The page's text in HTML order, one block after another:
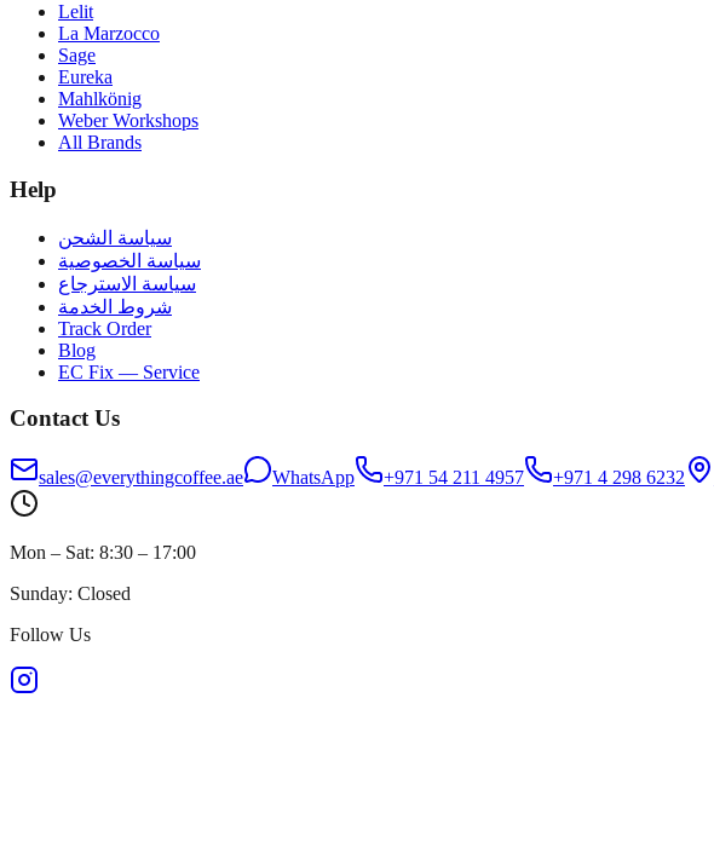
Lelit
La Marzocco
Sage
Eureka
Mahlkönig
Weber Workshops
All Brands
Help
سياسة الشحن
سياسة الخصوصية
سياسة الاسترجاع
شروط الخدمة
Track Order
Blog
EC Fix — Service
Contact Us
sales@everythingcoffee.ae WhatsApp +971 54 211 4957 +971 4 298 6232
Mon – Sat: 8:30 – 17:00
Sunday: Closed
Follow Us